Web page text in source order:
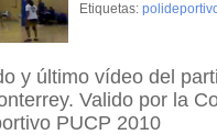
Etiquetas:
y último vídeo del
Valido por la
PUCP 2010